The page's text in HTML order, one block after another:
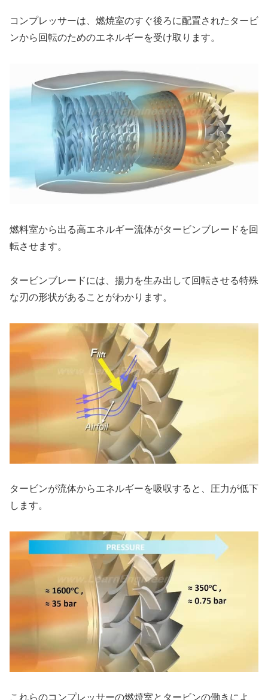
コンプレッサーは、燃焼室のすぐ後ろに配置されたタービ
ンから回転のためのエネルギーを受け取ります。
燃料室から出る高エネルギー流体がタービンブレードを回
転させます。
タービンブレードには、揚力を生み出して回転させる特殊
な刃の形状があることがわかります。
タービンが流体からエネルギーを吸収すると、圧力が低下
します。
これらのコンプレッサーの燃焼室とタービンの働きによ